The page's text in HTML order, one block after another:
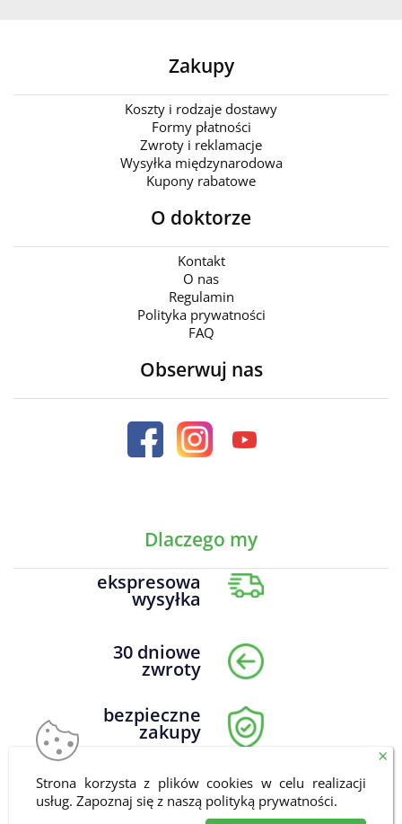
Zakupy
Koszty i rodzaje dostawy
Formy płatności
Zwroty i reklamacje
Wysyłka międzynarodowa
Kupony rabatowe
O doktorze
Kontakt
O nas
Regulamin
Polityka prywatności
FAQ
Obserwuj nas
Dlaczego my
ekspresowa
wysyłka
30 dniowe
zwroty
bezpieczne
zakupy
DrNatural.pl Wszelkie prawa zastrzeżone © 2026
Zakupywww.redicon.pl
Strona korzysta z plików cookies w celu realizacji
usług. Zapoznaj się z naszą polityką prywatności.
×